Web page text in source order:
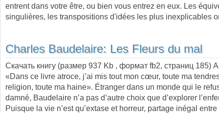
entrent dans votre être, ou bien vous entrez en eux. Les
singulières, les transpositions d'idées les plus inexplicables
Charles Baudelaire: Les Fleurs du mal
Скачать книгу (размер 937 Kb , формат fb2, страниц 185)
«Dans ce livre atroce, j’ai mis tout mon cœur, toute ma
religion, toute ma haine». Étranger dans un monde qui le
damné, Baudelaire n’a pas d’autre choix que d’explorer
Puisque la vie n’est qu’extase et horreur, partage inégal